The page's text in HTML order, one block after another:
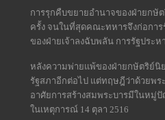
การรุกคืบขยายอำนาจของฝ่ายกษั
ครั้ง จนในที่สุดคณะทหารจึงก่อการ
ของฝ่ายเจ้าลงฉับพลัน การรัฐประ
หลังความพ่ายแพ้ของฝ่ายกษัตริย์นิ
รัฐสภาอีกต่อไป แต่ทฤษฎีว่าด้วยพร
อาศัยการสร้างสมพระบารมีในหมู่
ในเหตุการณ์ 14 ตุลา 2516